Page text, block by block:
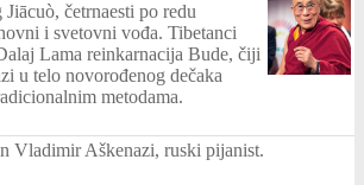
četrnaesti po redu
i svetovni vođa. Tibetanci
Lama reinkarnacija Bude, čiji
u telo novorođenog dečaka
metodama.
Vladimir Aškenazi, ruski pijanist.